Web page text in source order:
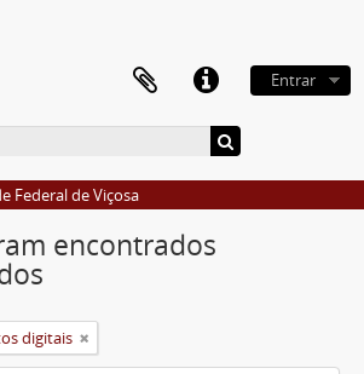
Entrar
Federal de Viçosa
encontrados
digitais